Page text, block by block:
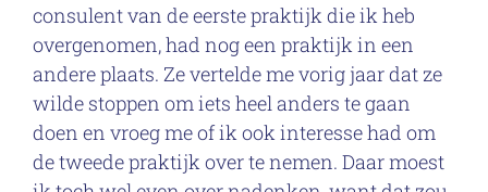
consulent van de eerste praktijk die ik heb
overgenomen, had nog een praktijk in een
andere plaats. Ze vertelde me vorig jaar dat ze
wilde stoppen om iets heel anders te gaan
doen en vroeg me of ik ook interesse had om
de tweede praktijk over te nemen. Daar moest